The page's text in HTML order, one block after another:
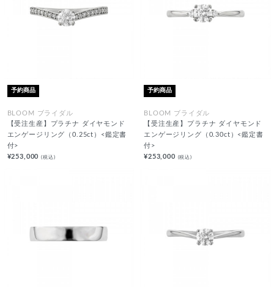
予約商品
BLOOM ブライダル
【受注生産】プラチナ ダイヤモンド
エンゲージリング（0.25ct）<鑑定書
付>
¥253,000(税込)
予約商品
BLOOM ブライダル
【受注生産】プラチナ ダイヤモンド
エンゲージリング（0.30ct）<鑑定書
付>
¥253,000 (税込)